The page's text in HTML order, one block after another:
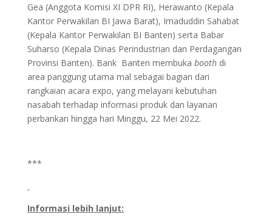
Gea (Anggota Komisi XI DPR RI), Herawanto (Kepala
Kantor Perwakilan BI Jawa Barat), Imaduddin Sahabat
(Kepala Kantor Perwakilan BI Banten) serta Babar
Suharso (Kepala Dinas Perindustrian dan Perdagangan
Provinsi Banten). Bank Banten membuka boothdi
area panggung utama mal sebagai bagian dari
rangkaian acara expo, yang melayani kebutuhan
nasabah terhadap informasi produk dan layanan
perbankan hingga hari Minggu, 22 Mei 2022.
***
Informasi lebih lanjut: